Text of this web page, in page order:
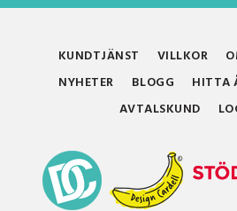
KUNDTJÄNST VILLKOR
NYHETER
BLOGG
HITTA
AVTALSKUND